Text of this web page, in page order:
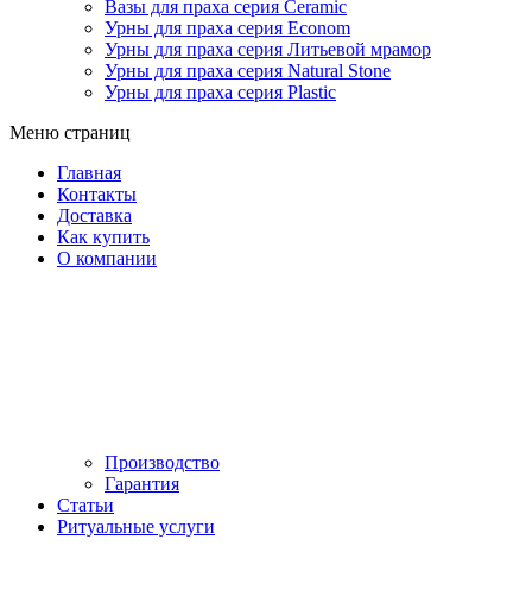
Вазы для праха серия Ceramic
Урны для праха серия Econom
Урны для праха серия Литьевой мрамор
Урны для праха серия Natural Stone
Урны для праха серия Plastic
Меню страниц
Главная
Контакты
Доставка
Как купить
О компании
Производство
Гарантия
Статьи
Ритуальные услуги